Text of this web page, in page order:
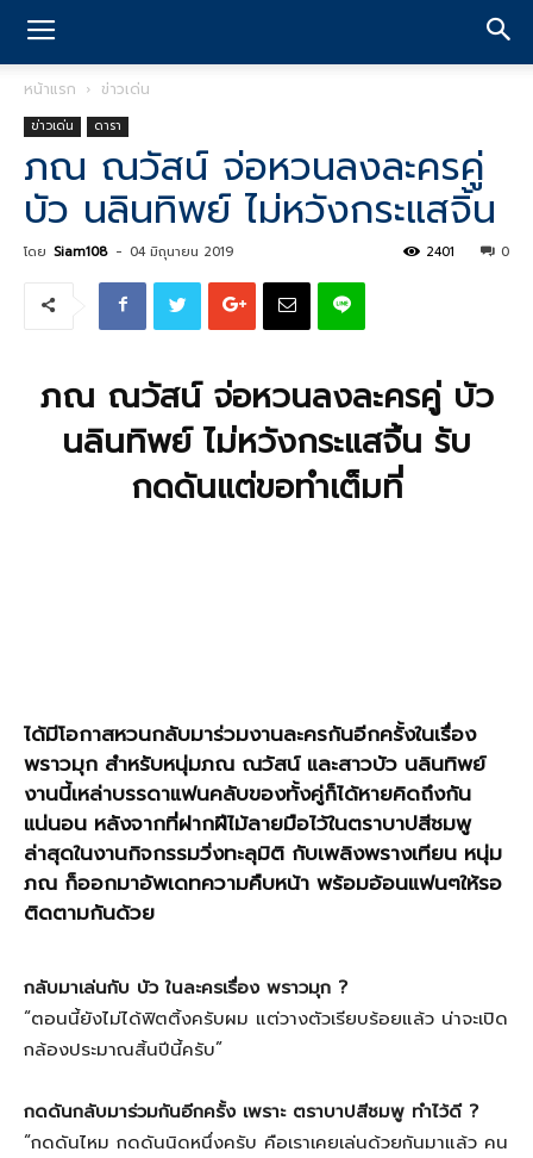
หน้าแรก ข่าวเด่น
ข่าวเด่น ดารา
ภณ ณวัสน์ จ่อหวนลงละครคู่
บัว นลินทิพย์ ไม่หวังกระแสจิ้น
โดย Siam108 - 04 มิถุนายน 2019 0
2401
ภณ ณวัสน์ จ่อหวนลงละครคู่ บัว
นลินทิพย์ ไม่หวังกระแสจิ้น รับ
กดดันแต่ขอทำเต็มที่
ได้มีโอกาสหวนกลับมาร่วมงานละครกันอีกครั้งในเรื่อง
พราวมุก สำหรับหนุ่มภณ ณวัสน์ และสาวบัว นลินทิพย์
งานนี้เหล่าบรรดาแฟนคลับของทั้งคู่ก็ได้หายคิดถึงกัน
แน่นอน หลังจากที่ฝากฝีไม้ลายมือไว้ในตราบาปสีชมพู
ล่าสุดในงานกิจกรรมวิ่งทะลุมิติ กับเพลิงพรางเทียน หนุ่ม
ภณ ก็ออกมาอัพเดทความคืบหน้า พร้อมอ้อนแฟนๆให้รอ
ติดตามกันด้วย
กลับมาเล่นกับ บัว ในละครเรื่อง พราวมุก ?
“ตอนนี้ยังไม่ได้ฟิตติ้งครับผม แต่วางตัวเรียบร้อยแล้ว น่าจะเปิด
กล้องประมาณสิ้นปีนี้ครับ”
กดดันกลับมาร่วมกันอีกครั้ง เพราะ ตราบาปสีชมพู ทำไว้ดี ?
“กดดันไหม กดดันนิดหนึ่งครับ คือเราเคยเล่นด้วยกันมาแล้ว คน